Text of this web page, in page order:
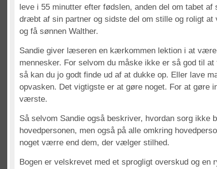
leve i 55 minutter efter fødslen, anden del om tabet af
dræbt af sin partner og sidste del om stille og roligt at
og få sønnen Walther.
Sandie giver læseren en kærkommen lektion i at
mennesker. For selvom du måske ikke er så god til
så kan du jo godt finde ud af at dukke op. Eller lave
opvasken. Det vigtigste er at gøre noget. For at gøre
værste.
Så selvom Sandie også beskriver, hvordan sorg ikke
hovedpersonen, men også på alle omkring
noget værre end dem, der vælger stilhed.
Bogen er velskrevet med et sprogligt overskud og en